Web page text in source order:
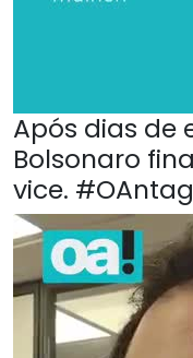
Após dias de
Bolsonaro
vice.